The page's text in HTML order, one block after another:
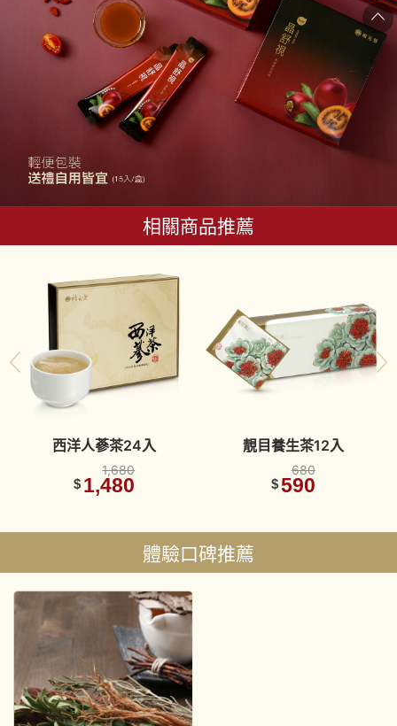
相關商品推薦
西洋人蔘茶24入
1,680
$ 1,480
靚目養生茶12入
680
$590
體驗口碑推薦